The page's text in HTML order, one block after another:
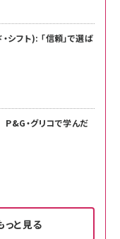
フト): 「信頼」で選ば
・グリコで学んだ
と見る